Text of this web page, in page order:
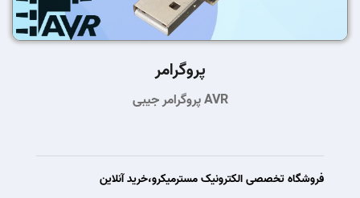
پروگرامر
پروگرامر جیبی AVR
فروشگاه تخصصی الکترونیک مسترمیکرو،خرید آنلاین